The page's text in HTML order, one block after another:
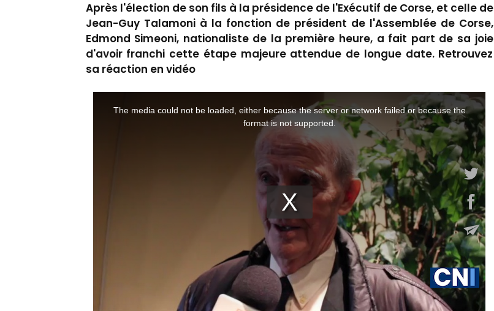
Après l'élection de son fils à la présidence de l'Exécutif de Corse, et celle de
Jean-Guy Talamoni à la fonction de président de l'Assemblée de Corse,
Edmond Simeoni, nationaliste de la première heure, a fait part de sa joie
d'avoir franchi cette étape majeure attendue de longue date. Retrouvez
sa réaction en vidéo